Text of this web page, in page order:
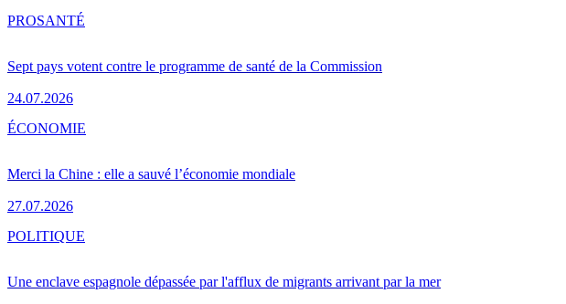
Sept pays votent contre le programme de santé de la Commission
24.07.2026
PROSANTÉ
Merci la Chine : elle a sauvé l’économie mondiale
27.07.2026
ÉCONOMIE
Une enclave espagnole dépassée par l'afflux de migrants arrivant par la mer
POLITIQUE